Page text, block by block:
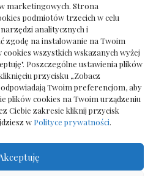
marketingowych. Strona
podmiotów trzecich w celu
analitycznych i
zgodę na instalowanie na Twoim
wszystkich wskazanych wyżej
Poszczególne ustawienia plików
przycisku „Zobacz
Twoim preferencjom, aby
plików cookies na Twoim urządzeniu
Ciebie zakresie kliknij przycisk
w Polityce prywatności.